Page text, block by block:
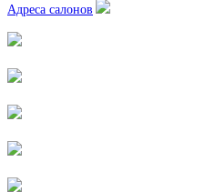
Адреса салонов